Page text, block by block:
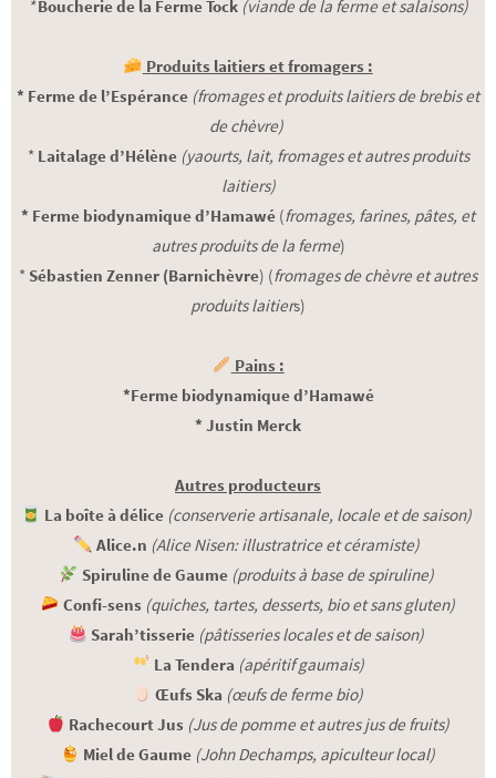
*Boucherie de la Ferme Tock (viande de la ferme et salaisons)
Produits laitiers et fromagers :
* Ferme de l’Espérance (fromages et produits laitiers de brebis et
de chèvre)
* Laitalage d’Hélène (yaourts, lait, fromages et autres produits
laitiers)
* Ferme biodynamique d’Hamawé (fromages, farines, pâtes, et
autres produits de la ferme)
* Sébastien Zenner (Barnichèvre) (fromages de chèvre et autres
produits laitiers)
Pains :
*Ferme biodynamique d’Hamawé
* Justin Merck
Autres producteurs
La boîte à délice (conserverie artisanale, locale et de saison)
Alice.n (Alice Nisen: illustratrice et céramiste)
Spiruline de Gaume (produits à base de spiruline)
Confi-sens (quiches, tartes, desserts, bio et sans gluten)
Sarah’tisserie (pâtisseries locales et de saison)
La Tendera (apéritif gaumais)
Œufs Ska (œufs de ferme bio)
Rachecourt Jus (Jus de pomme et autres jus de fruits)
Miel de Gaume (John Dechamps, apiculteur local)